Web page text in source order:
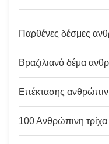
Παρθένες δέσμες
Βραζιλιανό δέμα
Επέκτασης
100 Ανθρώπινη τρίχα